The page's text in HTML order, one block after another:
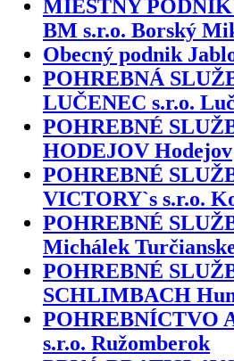
MIESTNY
BM s.r.o. Borský
Obecný podnik
POHREBNÁ
LUČENEC s.r.o.
POHREBNÉ
HODEJOV Hodejov
POHREBNÉ
VICTORY`s s.r.o.
POHREBNÉ
Michálek
POHREBNÉ
SCHLIMBACH
POHREBNÍCTVO
s.r.o. Ružomberok